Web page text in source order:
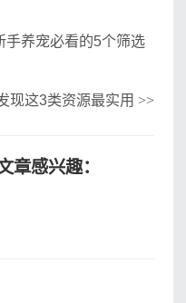
养宠必看的5个筛选
现这3类资源最实用 >>
章感兴趣：